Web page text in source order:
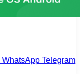
WhatsApp Telegram